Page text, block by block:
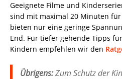
Geeignete Filme und
sind mit maximal 20 Minuten
bieten nur eine geringe
End. Für tiefer gehende Tipps
Kindern empfehlen wir den
Übrigens:Zum Schutz der